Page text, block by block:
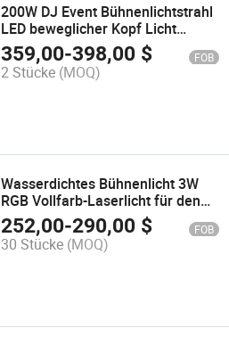
200W DJ Event Bühnenlichtstrahl
LED beweglicher Kopf Licht
professionelle Beleuchtung
359,00-398,00 $ FOB
2 Stücke (MOQ)
Wasserdichtes Bühnenlicht 3W
RGB Vollfarb-Laserlicht für den
Garten
252,00-290,00 $ FOB
30 Stücke (MOQ)